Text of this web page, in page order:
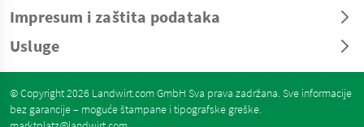
Impresum i zaštita podataka
Usluge
© Copyright 2026 Landwirt.com GmbH Sva prava zadržana. Sve informacije
bez garancije – moguće štampane i tipografske greške.